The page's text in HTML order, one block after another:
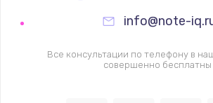
info@note-
Все консультации по телефону в
совершенно бесплатны